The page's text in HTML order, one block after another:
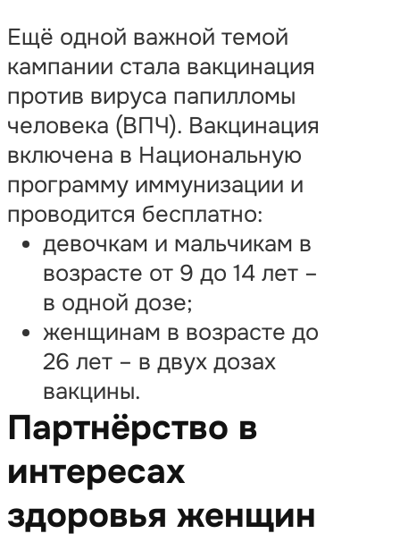
Ещё одной важной темой
кампании стала вакцинация
против вируса папилломы
человека (ВПЧ). Вакцинация
включена в Национальную
программу иммунизации и
проводится бесплатно:
девочкам и мальчикам в
возрасте от 9 до 14 лет –
в одной дозе;
женщинам в возрасте до
26 лет – в двух дозах
вакцины.
Партнёрство в
интересах
здоровья женщин